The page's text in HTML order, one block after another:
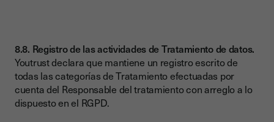
8.8. Registro de las actividades de Tratamiento de datos.
Youtrust declara que mantiene un registro escrito de
todas las categorías de Tratamiento efectuadas por
cuenta del Responsable del tratamiento con arreglo a lo
dispuesto en el RGPD.